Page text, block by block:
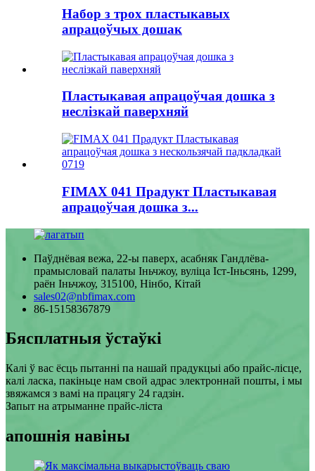
Набор з трох пластыкавых
апрацоўчых дошак
Пластыкавая апрацоўчая дошка з
неслізкай паверхняй
FIMAX 041 Прадукт Пластыкавая
апрацоўчая дошка з...
Паўднёвая вежа, 22-ы паверх, асабняк Гандлёва-
прамысловай палаты Іньчжоу, вуліца Іст-Іньсянь, 1299,
раён Іньчжоу, 315100, Нінбо, Кітай
sales02@nbfimax.com
86-15158367879
Бясплатныя ўстаўкі
Калі ў вас ёсць пытанні па нашай прадукцыі або прайс-лісце,
калі ласка, пакіньце нам свой адрас электроннай пошты, і мы
звяжамся з вамі на працягу 24 гадзін.
Запыт на атрыманне прайс-ліста
апошнія навіны